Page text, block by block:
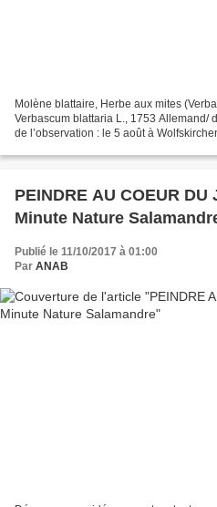
Molène blattaire, Herbe aux mites
Verbascum blattaria L., 1753 Allemand/
de l’observation : le 5 août à
PEINDRE AU COEUR DU
Minute Nature
Publié le 11/10/2017 à 01:00
Par ANAB